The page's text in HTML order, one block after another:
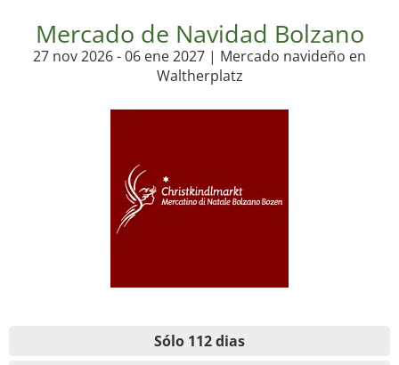
Mercado de Navidad Bolzano
27 nov 2026 - 06 ene 2027 | Mercado navideño en
Waltherplatz
Sólo 112 dias
Sectores de proveedor de servicios